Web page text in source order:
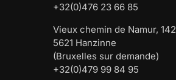
+32(0)476 23 66 85
Vieux chemin de Namur, 142
5621 Hanzinne
(Bruxelles sur demande)
+32(0)479 99 84 95